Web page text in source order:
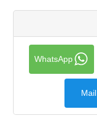
WhatsApp
Mail